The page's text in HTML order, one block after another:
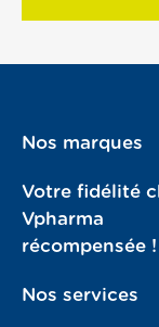
Nos marques
Votre fidélité
Vpharma
récompensée !
Nos services